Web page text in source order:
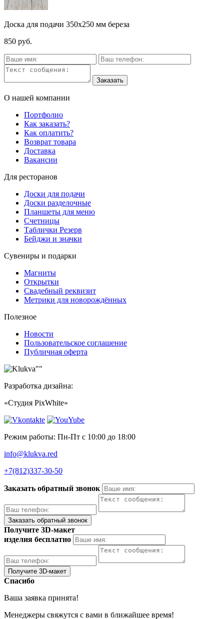
Доска для подачи 350х250 мм береза
850 руб.
О нашей компании
Портфолио
Как заказать?
Как оплатить?
Возврат товара
Доставка
Вакансии
Для ресторанов
Доски для подачи
Доски разделочные
Планшеты для меню
Счетницы
Таблички Резерв
Бейджи и значки
Сувениры и подарки
Магниты
Открытки
Свадебный реквизит
Метрики для новорождённых
Полезное
Новости
Пользовательское соглашение
Публичная оферта
Разработка дизайна:
«Студия PixWhite»
Режим работы: Пн-Пт с 10:00 до 18:00
info@klukva.red
+7(812)337‑30-50
Заказать обратный звонок
Получите 3D-макет
изделия бесплатно
Спасибо
Ваша заявка принята!
Менеджеры свяжутся с вами в ближайшее время!